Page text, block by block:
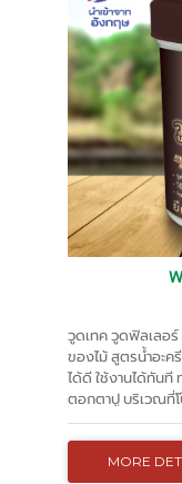
วูดเทค วูดฟิลเลอ
ของไม้ สูตรน้ำอะค
ได้ดี ใช้งานได้ทันที
ตอกตาปู บริเวณที่
MORE